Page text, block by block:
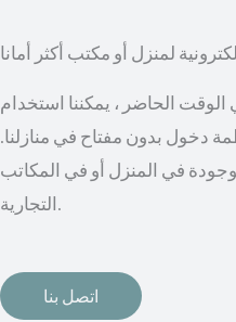
لمنزل أو مكتب أكثر أمانا
الوقت الحاضر ، يمكننا استخدام
دخول بدون مفتاح في منازلنا.
في المنزل أو في المكاتب
التجارية.
اتصل بنا